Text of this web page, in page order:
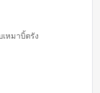
างรับเหมาบิ้ตรัง